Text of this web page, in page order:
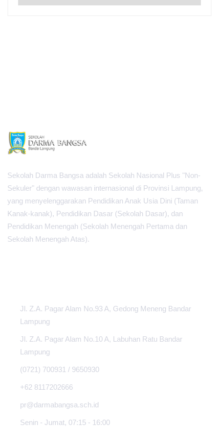
Sekolah Darma Bangsa adalah Sekolah Nasional Plus "Non-
Sekuler" dengan wawasan internasional di Provinsi Lampung,
yang menyelenggarakan Pendidikan Anak Usia Dini (Taman
Kanak-kanak), Pendidikan Dasar (Sekolah Dasar), dan
Pendidikan Menengah (Sekolah Menengah Pertama dan
Sekolah Menengah Atas).
Jl. Z.A. Pagar Alam No.93 A, Gedong Meneng Bandar
Lampung
Jl. Z.A. Pagar Alam No.10 A, Labuhan Ratu Bandar
Lampung
(0721) 700931 / 9650930
+62 8117202666
pr@darmabangsa.sch.id
Senin - Jumat, 07:15 - 16:00